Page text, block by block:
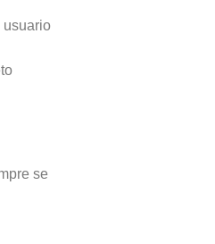
usuario
se